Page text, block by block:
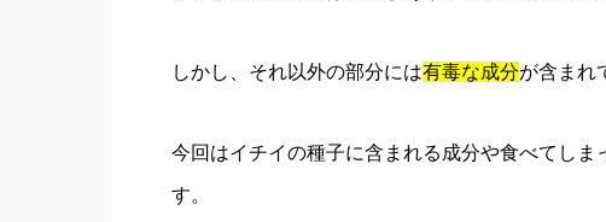
しかし、それ以外の部分には有毒な成分が含まれ
今回はイチイの種子に含まれる成分や食べてし
す。